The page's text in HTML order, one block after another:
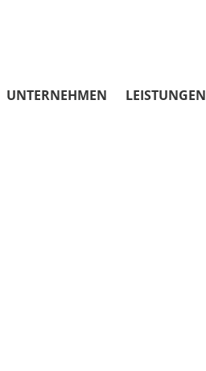
UNTERNEHMEN LEISTUNGEN